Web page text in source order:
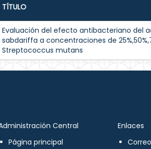
TÍTULO
Evaluación del efecto antibacteriano del
sabdariffa a concentraciones de
Streptococcus mutans
Central
Página principal
Enlaces